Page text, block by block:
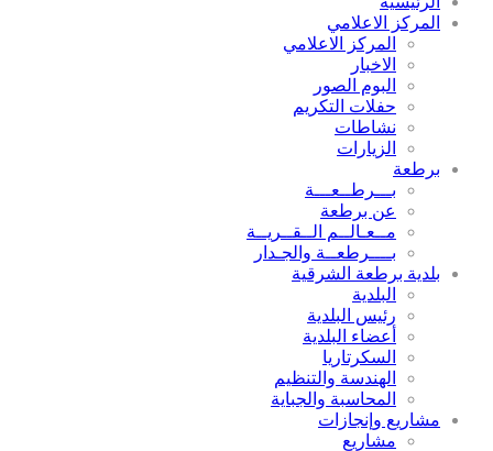
المركز الاعلامي
المركز الاعلامي
الاخبار
البوم الصور
حفلات التكريم
نشاطات
الزيارات
برطعة
بـــرطــعـــة
عن برطعة
مــعـالــم الــقــريــة
بــــرطعــة والجـدار
بلدية برطعة الشرقية
البلدية
رئيس البلدية
أعضاء البلدية
السكرتاريا
الهندسة والتنظيم
المحاسبة والجباية
مشاريع وإنجازات
مشاريع